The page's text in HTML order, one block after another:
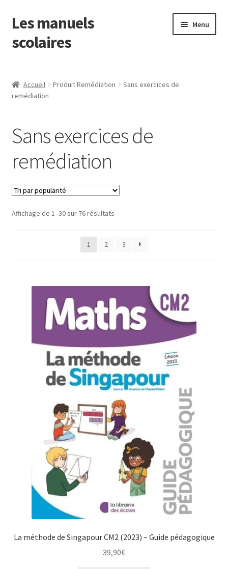
Aller
à
la
Aller
au
contenu
Les manuels
scolaires
Menu
Mathématiques
EMC
Accueil Produit Remédiation
Sans exercices de
remédiation
Sans exercices de
remédiation
Affichage de 1–30 sur 76 résultatsTrié
1
2 3
La méthode de Singapour CM2 (2023) – Guide pédagogique
39,90€